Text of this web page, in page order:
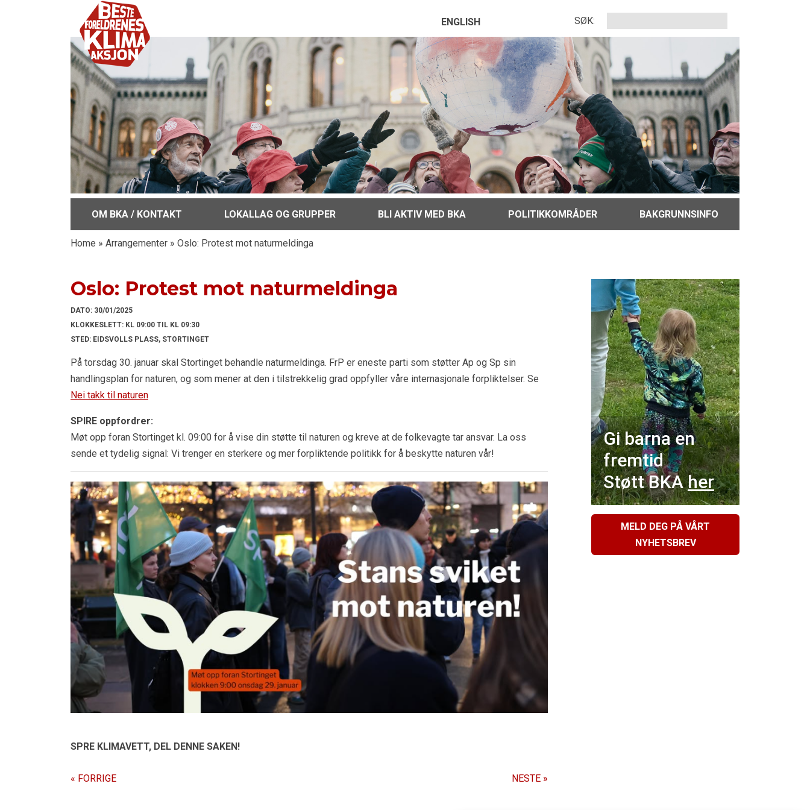
ENGLISH SØK:
OM BKA / KONTAKT LOKALLAG OG GRUPPER BLI AKTIV MED BKA POLITIKKOMRÅDER BAKGRUNNSINFO
Home » Arrangementer » Oslo: Protest mot naturmeldinga
Oslo: Protest mot naturmeldinga
DATO: 30/01/2025
KLOKKESLETT: KL 09:00 TIL KL 09:30
STED: EIDSVOLLS PLASS, STORTINGET
På torsdag 30. januar skal Stortinget behandle naturmeldinga. FrP er eneste parti som støtter Ap og Sp sin
handlingsplan for naturen, og som mener at den i tilstrekkelig grad oppfyller våre internasjonale forpliktelser. Se
Nei takk til naturen
SPIRE oppfordrer:
Møt opp foran Stortinget kl. 09:00 for å vise din støtte til naturen og kreve at de folkevagte tar ansvar. La oss
sende et tydelig signal: Vi trenger en sterkere og mer forpliktende politikk for å beskytte naturen vår!
SPRE KLIMAVETT, DEL DENNE SAKEN!
« FORRIGE NESTE »
Gi barna en
fremtid
Støtt BKAher
MELD DEG PÅ VÅRT
NYHETSBREV